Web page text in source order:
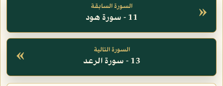
» السورة السابقة
11 - سورة هود
« السورة التالية
13 - سورة الرعد